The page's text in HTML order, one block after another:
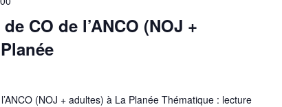
CO de l’ANCO (NOJ +
(NOJ + adultes) à La Planée Thématique : lecture